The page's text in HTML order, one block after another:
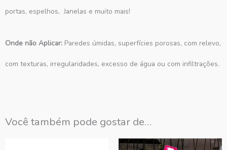
portas, espelhos, Janelas e muito mais!
Onde não Aplicar: Paredes úmidas, superfícies porosas, com relevo,
com texturas, irregularidades, excesso de água ou com infiltrações.
Você também pode gostar de…